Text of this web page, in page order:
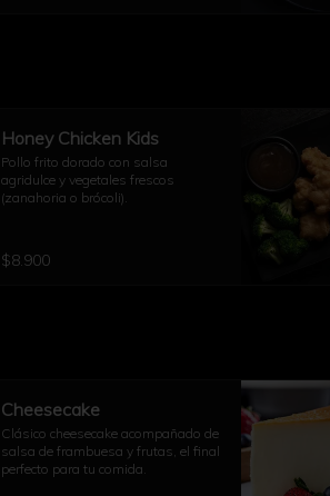
Honey Chicken Kids
Pollo frito dorado con salsa
agridulce y vegetales frescos
(zanahoria o brócoli).
$8.900
Cheesecake
Clásico cheesecake acompañado de
salsa de frambuesa y frutas, el final
perfecto para tu comida.